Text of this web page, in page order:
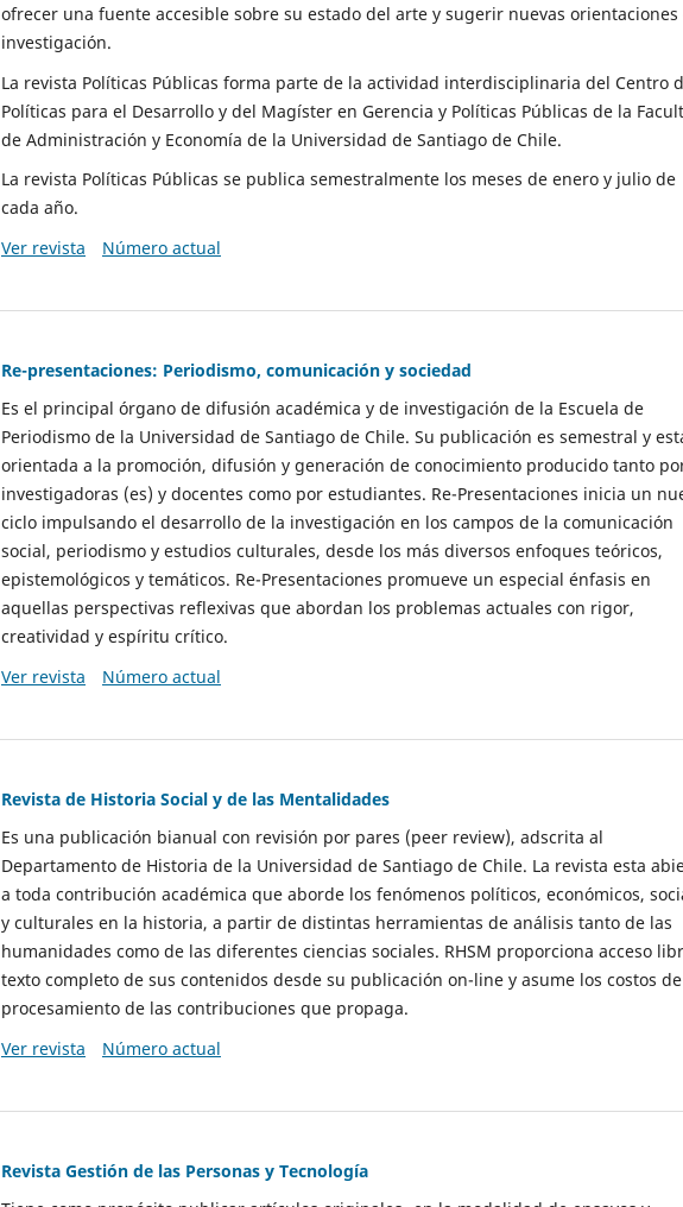
ofrecer una fuente accesible sobre su estado del arte y sugerir nuevas orientaciones
investigación.
La revista Políticas Públicas forma parte de la actividad interdisciplinaria del Centro
Políticas para el Desarrollo y del Magíster en Gerencia y Políticas Públicas de la
de Administración y Economía de la Universidad de Santiago de Chile.
La revista Políticas Públicas se publica semestralmente los meses de enero y julio de
cada año.
Ver revista
Número actual
Re-presentaciones: Periodismo, comunicación y sociedad
Es el principal órgano de difusión académica y de investigación de la Escuela de
Periodismo de la Universidad de Santiago de Chile. Su publicación es semestral y
orientada a la promoción, difusión y generación de conocimiento producido tanto
investigadoras (es) y docentes como por estudiantes. Re-Presentaciones inicia un
ciclo impulsando el desarrollo de la investigación en los campos de la comunicación
social, periodismo y estudios culturales, desde los más diversos enfoques teóricos,
epistemológicos y temáticos. Re-Presentaciones promueve un especial énfasis en
aquellas perspectivas reflexivas que abordan los problemas actuales con rigor,
creatividad y espíritu crítico.
Ver revista
Número actual
Revista de Historia Social y de las Mentalidades
Es una publicación bianual con revisión por pares (peer review), adscrita al
Departamento de Historia de la Universidad de Santiago de Chile. La revista esta
a toda contribución académica que aborde los fenómenos políticos, económicos,
y culturales en la historia, a partir de distintas herramientas de análisis tanto de las
humanidades como de las diferentes ciencias sociales. RHSM proporciona acceso
texto completo de sus contenidos desde su publicación on-line y asume los costos de
procesamiento de las contribuciones que propaga.
Ver revista
Número actual
Revista Gestión de las Personas y Tecnología